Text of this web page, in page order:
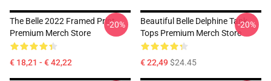
The Belle 2022 Framed Print
Premium Merch Store
€ 18,21 - € 42,22
-20%
Beautiful Belle Delphine Tank
Tops Premium Merch Store
€ 22,49$24.45
-20%